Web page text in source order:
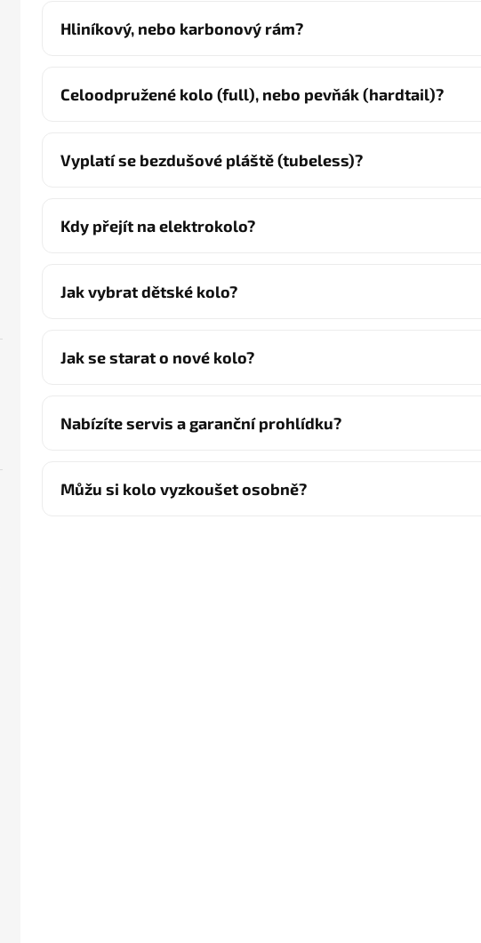
Hliníkový, nebo karbonový rám?
Celoodpružené kolo (full), nebo pevňák (hardtail)?
Vyplatí se bezdušové pláště (tubeless)?
Kdy přejít na elektrokolo?
Jak vybrat dětské kolo?
Jak se starat o nové kolo?
Nabízíte servis a garanční prohlídku?
Můžu si kolo vyzkoušet osobně?